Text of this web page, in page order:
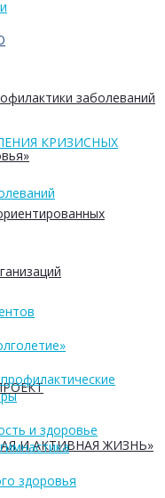
заболеваний
И АКТИВНАЯ ЖИЗНЬ»
КРИЗИСНЫХ
и здоровье
здоровья